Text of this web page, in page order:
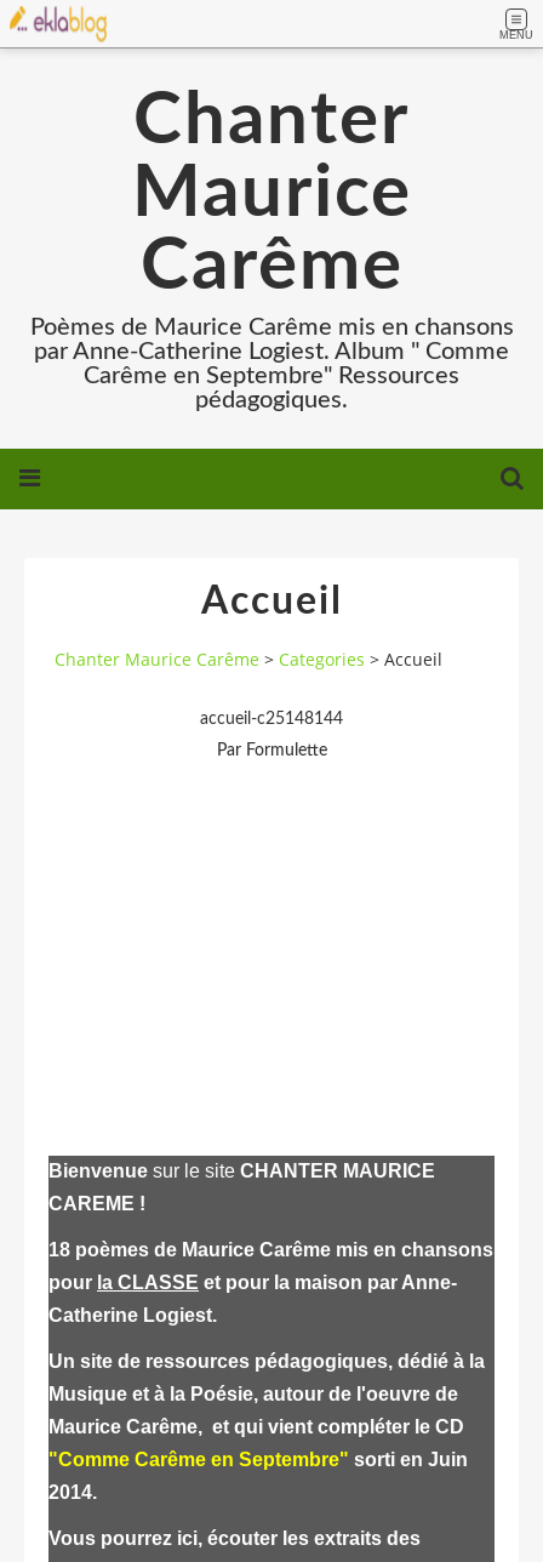
MENU
Chanter
Maurice
Carême
Poèmes de Maurice Carême mis en chansons
par Anne-Catherine Logiest. Album " Comme
Carême en Septembre" Ressources
pédagogiques.
Accueil
Chanter Maurice Carême > Categories > Accueil
accueil-c25148144
Par Formulette
Bienvenue sur le site CHANTER MAURICE
CAREME !
18 poèmes de Maurice Carême mis en chansons
pour la CLASSE et pour la maison par Anne-
Catherine Logiest.
Un site de ressources pédagogiques, dédié à la
Musique et à la Poésie, autour de l'oeuvre de
Maurice Carême, et qui vient compléter le CD
"Comme Carême en Septembre" sorti en Juin
2014.
Vous pourrez ici, écouter les extraits des